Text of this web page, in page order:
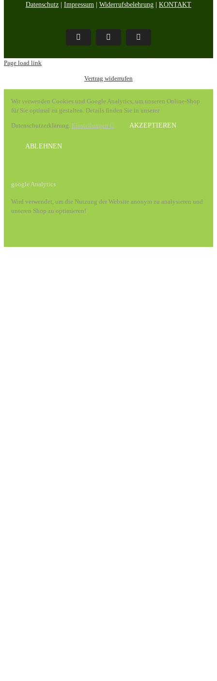
Datenschutz | Impressum | Widerrufsbelehrung | KONTAKT
Pinterest FacebookInstagram
Page load link
Vertrag widerrufen
Wir verwenden Cookies und Google Analytics, um unseren Online-Shop
für Sie optimal zu gestalten. Details finden Sie in unserer
Datenschutzerklärung. Einstellungen AKZEPTIEREN
ABLEHNEN
google Analytics
Wird verwendet, um die Nutzung der Website anonym zu analysieren und
unseren Shop zu optimieren!